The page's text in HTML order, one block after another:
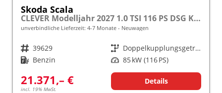
Skoda Scala
CLEVER Modelljahr 2027 1.0 TSI 116 PS DSG Kamera frei konfigurierbar!
unverbindliche Lieferzeit: 4-7 Monate Neuwagen
Fahrzeugnr. 39629 Getriebe
Doppelkupplungsgetriebe (DSG)
Kraftstoff Benzin Leistung 85 kW (116 PS)
21.371,– €
incl. 19% MwSt.
Details